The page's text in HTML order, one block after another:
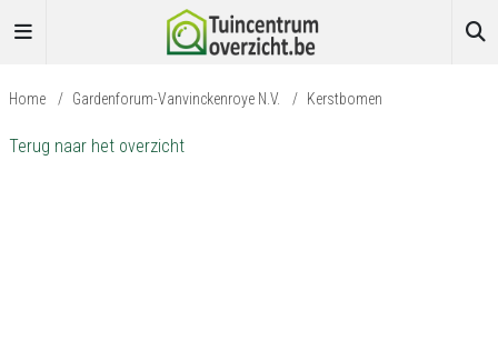
Home / Gardenforum-Vanvinckenroye N.V. / Kerstbomen
Terug naar het overzicht